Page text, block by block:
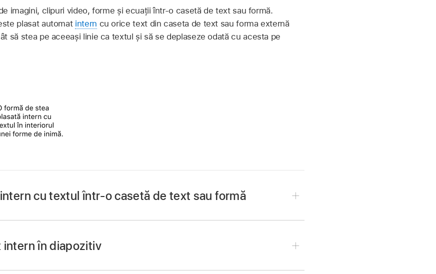
imagini, clipuri video, forme și ecuații într-o casetă de text sau formă.
plasat automat intern cu orice text din caseta de text sau forma externă
să stea pe aceeași linie ca textul și să se deplaseze odată cu acesta pe
cu textul într-o casetă de text sau formă
o casetă de text sau o formă la diapozitivul dvs. sau dacă nu ați adăugat
îl lipiți în interiorul acestuia, apăsați pe
înbara de instrumente, apăsați pe
intern în diapozitiv